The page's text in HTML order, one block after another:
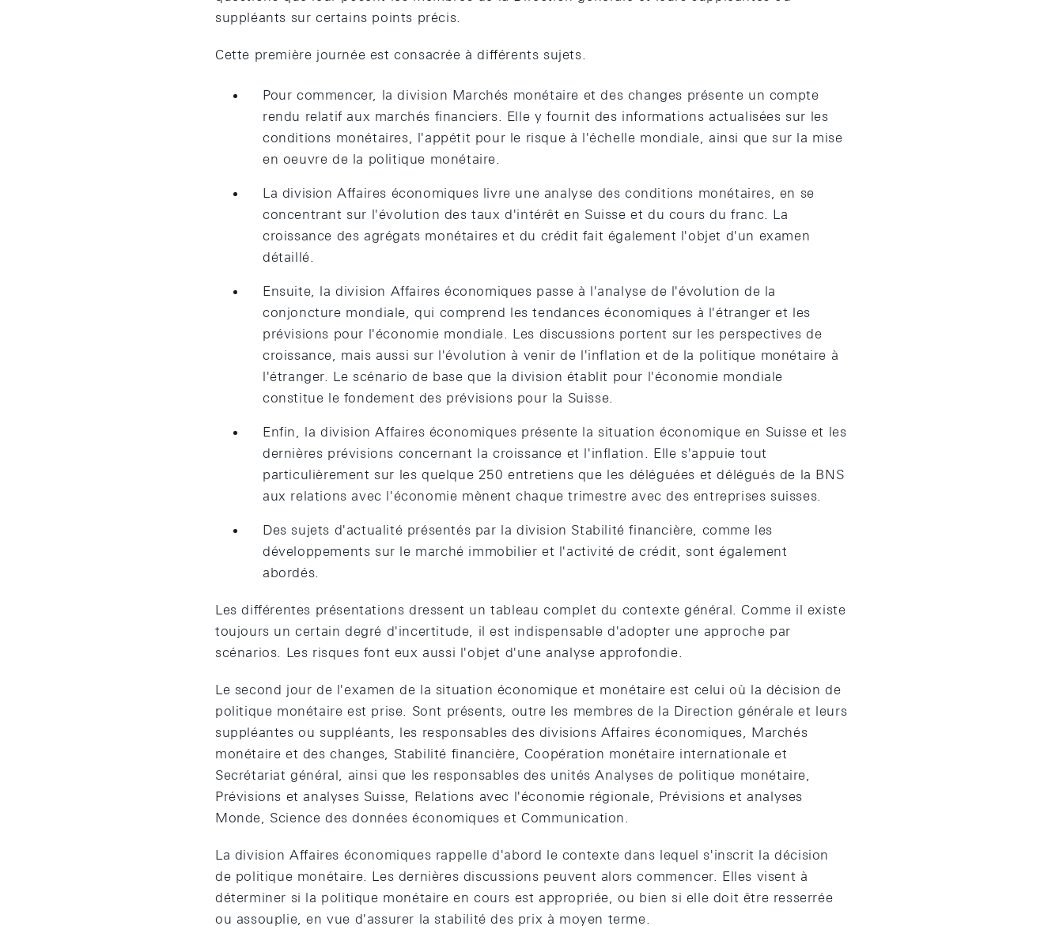
suppléants sur certains points précis.
Cette première journée est consacrée à différents sujets.
Pour commencer, la division Marchés monétaire et des changes présente un compte
rendu relatif aux marchés financiers. Elle y fournit des informations actualisées sur les
conditions monétaires, l'appétit pour le risque à l'échelle mondiale, ainsi que sur la mise
en oeuvre de la politique monétaire.
La division Affaires économiques livre une analyse des conditions monétaires, en se
concentrant sur l'évolution des taux d'intérêt en Suisse et du cours du franc. La
croissance des agrégats monétaires et du crédit fait également l'objet d'un examen
détaillé.
Ensuite, la division Affaires économiques passe à l'analyse de l'évolution de la
conjoncture mondiale, qui comprend les tendances économiques à l'étranger et les
prévisions pour l'économie mondiale. Les discussions portent sur les perspectives de
croissance, mais aussi sur l'évolution à venir de l'inflation et de la politique monétaire à
l'étranger. Le scénario de base que la division établit pour l'économie mondiale
constitue le fondement des prévisions pour la Suisse.
Enfin, la division Affaires économiques présente la situation économique en Suisse et les
dernières prévisions concernant la croissance et l'inflation. Elle s'appuie tout
particulièrement sur les quelque 250 entretiens que les déléguées et délégués de la BNS
aux relations avec l'économie mènent chaque trimestre avec des entreprises suisses.
Des sujets d'actualité présentés par la division Stabilité financière, comme les
développements sur le marché immobilier et l'activité de crédit, sont également
abordés.
Les différentes présentations dressent un tableau complet du contexte général. Comme il existe
toujours un certain degré d'incertitude, il est indispensable d'adopter une approche par
scénarios. Les risques font eux aussi l'objet d'une analyse approfondie.
Le second jour de l'examen de la situation économique et monétaire est celui où la décision de
politique monétaire est prise. Sont présents, outre les membres de la Direction générale et leurs
suppléantes ou suppléants, les responsables des divisions Affaires économiques, Marchés
monétaire et des changes, Stabilité financière, Coopération monétaire internationale et
Secrétariat général, ainsi que les responsables des unités Analyses de politique monétaire,
Prévisions et analyses Suisse, Relations avec l'économie régionale, Prévisions et analyses
Monde, Science des données économiques et Communication.
La division Affaires économiques rappelle d'abord le contexte dans lequel s'inscrit la décision
de politique monétaire. Les dernières discussions peuvent alors commencer. Elles visent à
déterminer si la politique monétaire en cours est appropriée, ou bien si elle doit être resserrée
ou assouplie, en vue d'assurer la stabilité des prix à moyen terme.